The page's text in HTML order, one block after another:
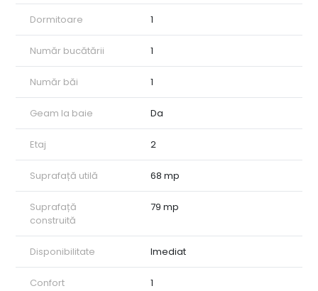
Dormitoare 1
Număr bucătării 1
Număr băi 1
Geam la baie Da
Etaj 2
Suprafață utilă 68 mp
Suprafață
construită
79 mp
Disponibilitate Imediat
Confort 1